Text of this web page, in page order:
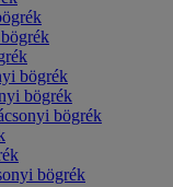
bögrék
bögrék
bögrék
bögrék